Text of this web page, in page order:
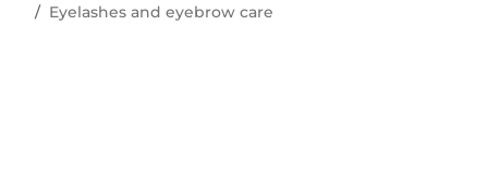
Eyelashes and eyebrow care